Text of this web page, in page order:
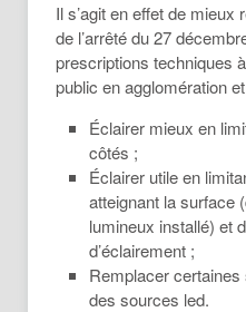
Il s’agit en effet de
de l’arrêté du 27
prescriptions techniques
public en agglomération
Éclairer mieux en
côtés ;
Éclairer utile en
atteignant la surface
lumineux installé) et
d’éclairement ;
Remplacer
des sources led.